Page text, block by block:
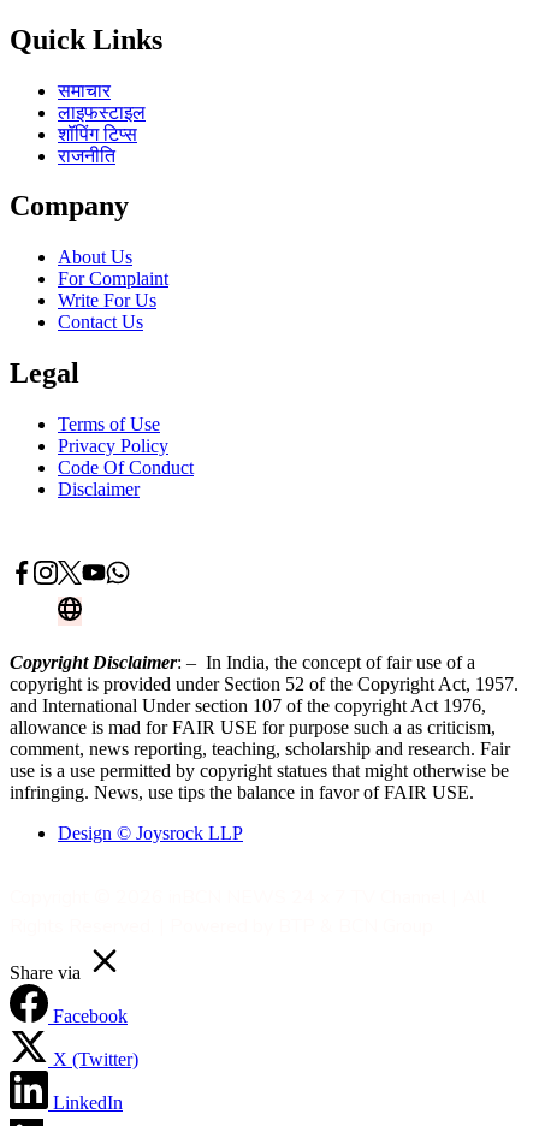
Quick Links
समाचार
लाइफस्टाइल
शॉपिंग टिप्स
राजनीति
Company
About Us
For Complaint
Write For Us
Contact Us
Legal
Terms of Use
Privacy Policy
Code Of Conduct
Disclaimer
Copyright Disclaimer: – In India, the concept of fair use of a
copyright is provided under Section 52 of the Copyright Act, 1957.
and International Under section 107 of the copyright Act 1976,
allowance is mad for FAIR USE for purpose such a as criticism,
comment, news reporting, teaching, scholarship and research. Fair
use is a use permitted by copyright statues that might otherwise be
infringing. News, use tips the balance in favor of FAIR USE.
Design © Joysrock LLP
Share via
Facebook
X (Twitter)
LinkedIn